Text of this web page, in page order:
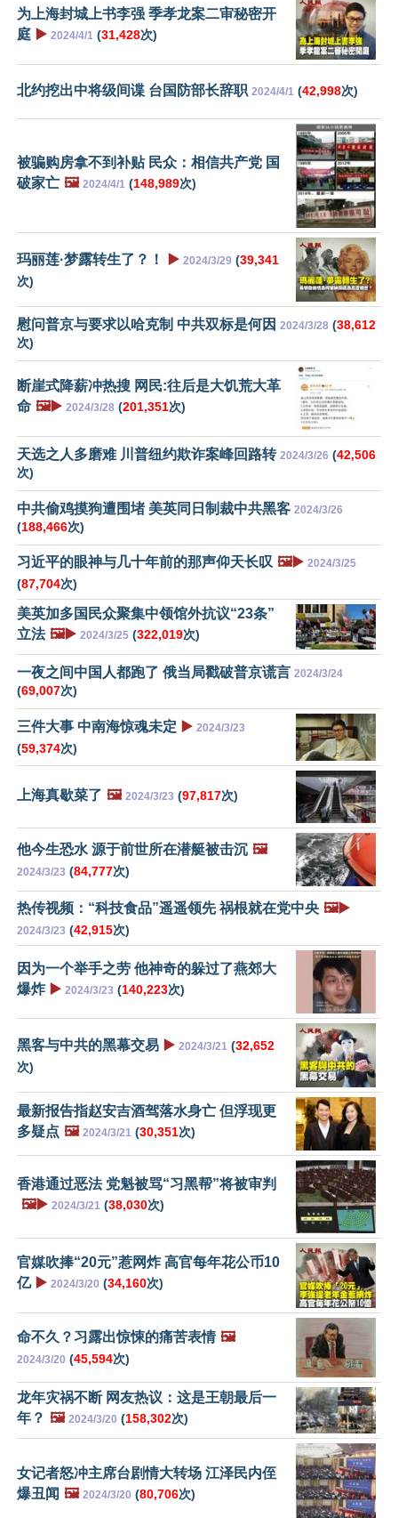
为上海封城上书李强 季孝龙案二审秘密开
庭 ▶️ 2024/4/1 (31,428次)
北约挖出中将级间谍 台国防部长辞职 2024/4/1 (42,998次)
被骗购房拿不到补贴 民众：相信共产党 国
破家亡 🖼️ 2024/4/1 (148,989次)
玛丽莲·梦露转生了？！ ▶️ 2024/3/29 (39,341
次)
慰问普京与要求以哈克制 中共双标是何因 2024/3/28 (38,612
次)
断崖式降薪冲热搜 网民:往后是大饥荒大革
命 🖼️▶️ 2024/3/28 (201,351次)
天选之人多磨难 川普纽约欺诈案峰回路转 2024/3/26 (42,506
次)
中共偷鸡摸狗遭围堵 美英同日制裁中共黑客 2024/3/26
(188,466次)
习近平的眼神与几十年前的那声仰天长叹 🖼️▶️ 2024/3/25
(87,704次)
美英加多国民众聚集中领馆外抗议“23条”
立法 🖼️▶️ 2024/3/25 (322,019次)
一夜之间中国人都跑了 俄当局戳破普京谎言 2024/3/24
(69,007次)
三件大事 中南海惊魂未定 ▶️ 2024/3/23
(59,374次)
上海真歇菜了 🖼️ 2024/3/23 (97,817次)
他今生恐水 源于前世所在潜艇被击沉 🖼️
2024/3/23 (84,777次)
热传视频：“科技食品”遥遥领先 祸根就在党中央 🖼️▶️
2024/3/23 (42,915次)
因为一个举手之劳 他神奇的躲过了燕郊大
爆炸 ▶️ 2024/3/23 (140,223次)
黑客与中共的黑幕交易 ▶️ 2024/3/21 (32,652
次)
最新报告指赵安吉酒驾落水身亡 但浮现更
多疑点 🖼️ 2024/3/21 (30,351次)
香港通过恶法 党魁被骂“习黑帮”将被审判
🖼️▶️ 2024/3/21 (38,030次)
官媒吹捧“20元”惹网炸 高官每年花公币10
亿 ▶️ 2024/3/20 (34,160次)
命不久？习露出惊悚的痛苦表情 🖼️
2024/3/20 (45,594次)
龙年灾祸不断 网友热议：这是王朝最后一
年？ 🖼️ 2024/3/20 (158,302次)
女记者怒冲主席台剧情大转场 江泽民内侄
爆丑闻 🖼️ 2024/3/20 (80,706次)